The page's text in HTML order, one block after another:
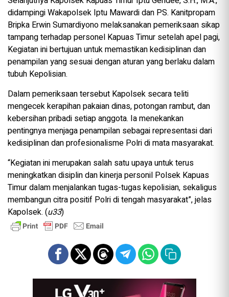
didampingi Wakapolsek Iptu Mawardi dan PS. Kanitpropam
Bripka Erwin Sumardiyono melaksanakan pemeriksaan sikap
tampang terhadap personel Kapuas Timur setelah apel pagi,
Kegiatan ini bertujuan untuk memastikan kedisiplinan dan
penampilan yang sesuai dengan aturan yang berlaku dalam
tubuh Kepolisian.
Dalam pemeriksaan tersebut Kapolsek secara teliti
mengecek kerapihan pakaian dinas, potongan rambut, dan
kebersihan pribadi setiap anggota. Ia menekankan
pentingnya menjaga penampilan sebagai representasi dari
kedisiplinan dan profesionalisme Polri di mata masyarakat.
“Kegiatan ini merupakan salah satu upaya untuk terus
meningkatkan disiplin dan kinerja personil Polsek Kapuas
Timur dalam menjalankan tugas-tugas kepolisian, sekaligus
membangun citra positif Polri di tengah masyarakat”, jelas
Kapolsek. (u33)